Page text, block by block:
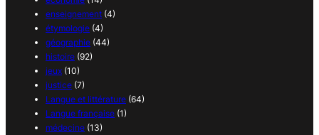
enseignement (4)
étymologie (4)
géographie (44)
histoire (92)
jeux (10)
justice (7)
Langue et littérature (64)
Langue française (1)
médecine (13)